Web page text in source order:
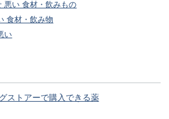
悪い 食材・飲みもの
食材・飲み物
い
ストアーで購入できる薬